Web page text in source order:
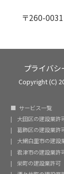
〒260-
プライバシ
Copyright (C)
サービス一覧
大田区の建設業許
葛飾区の建設業許
大網白里市の建設
君津市の建設業許
栄町の建設業許可